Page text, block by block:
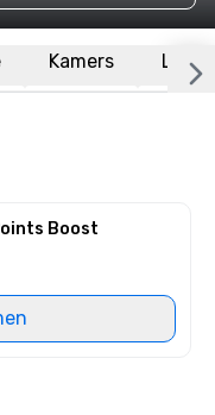
Kamers
Boost